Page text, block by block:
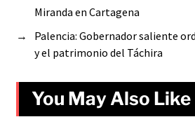
Miranda en Cartagena
→
Palencia: Gobernador saliente
y el patrimonio del Táchira
You May Also Like